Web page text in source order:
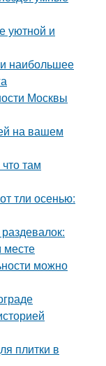
уютной и
наибольшее
Москвы
на вашем
там
тли осенью:
месте
можно
плитки в